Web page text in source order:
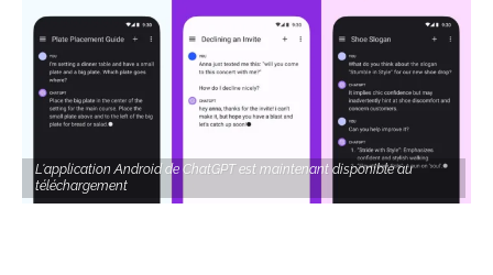
L'application Android de ChatGPT est maintenant disponible au
téléchargement